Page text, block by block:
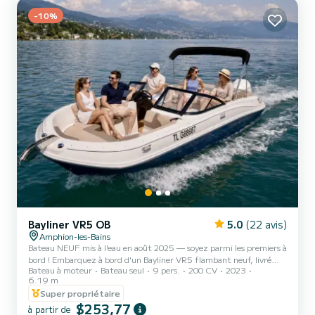
-10%
Bayliner VR5 OB 5.0 (22 avis)
Amphion-les-Bains
Bateau NEUF mis à l'eau en août 2025 — soyez parmi les premiers à
bord ! Embarquez à bord d'un Bayliner VR5 flambant neuf, livré
dans sa configuration full options, pour vivre le Léman dans les
meilleures conditions. Confort haut de gamme, performances du
Mercury 200cv, équipements premium : tout est réuni pour une
journée parfaite en famille ou entre amis. ━━━━━━━━━━━━━━━━━━
Bateau à moteur Bateau seul 9 pers. 200 CV
2023
6.19 m
Super propriétaire
à partir de $253,77